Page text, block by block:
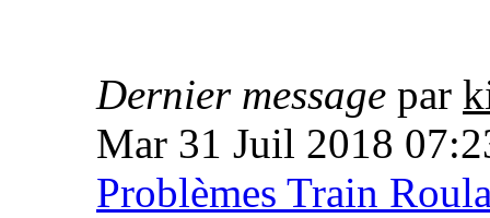
Dernier message par
Mar 31 Juil 2018
Problèmes Train